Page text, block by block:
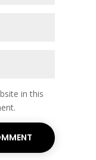
in this